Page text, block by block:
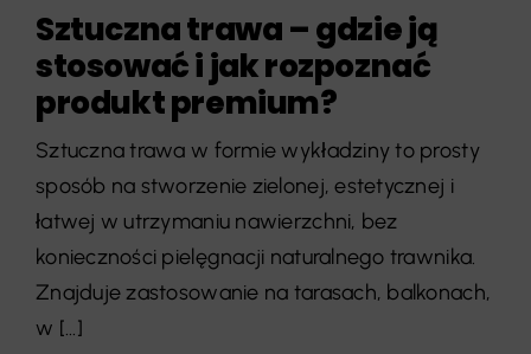
Sztuczna trawa – gdzie ją
stosować i jak rozpoznać
produkt premium?
Sztuczna trawa w formie wykładziny to prosty
sposób na stworzenie zielonej, estetycznej i
łatwej w utrzymaniu nawierzchni, bez
konieczności pielęgnacji naturalnego trawnika.
Znajduje zastosowanie na tarasach, balkonach,
w [...]